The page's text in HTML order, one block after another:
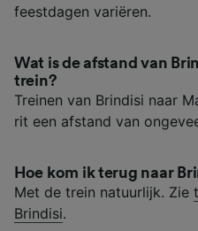
feestdagen variëren.
Wat is de afstand van
trein?
Treinen van Brindisi naar
rit een afstand van
Hoe kom ik terug naar
Met de trein natuurlijk. Zie
Brindisi.